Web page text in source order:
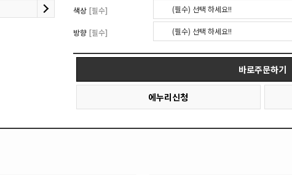
색상 [필수] (필수) 선택 하세요!!
방향 [필수] (필수) 선택 하세요!!
바로주문하기
에누리신청